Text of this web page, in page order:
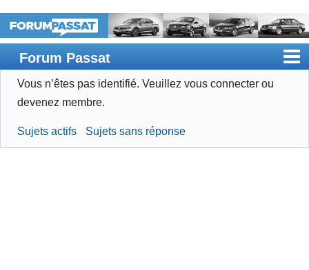
Forum Passat
Accueil
Devenir membre
Vous n’êtes pas identifié. Veuillez vous connecter ou
devenez membre.
Sujets actifs Sujets sans réponse